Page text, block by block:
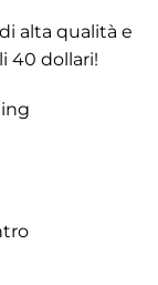
alta qualità e
40 dollari!